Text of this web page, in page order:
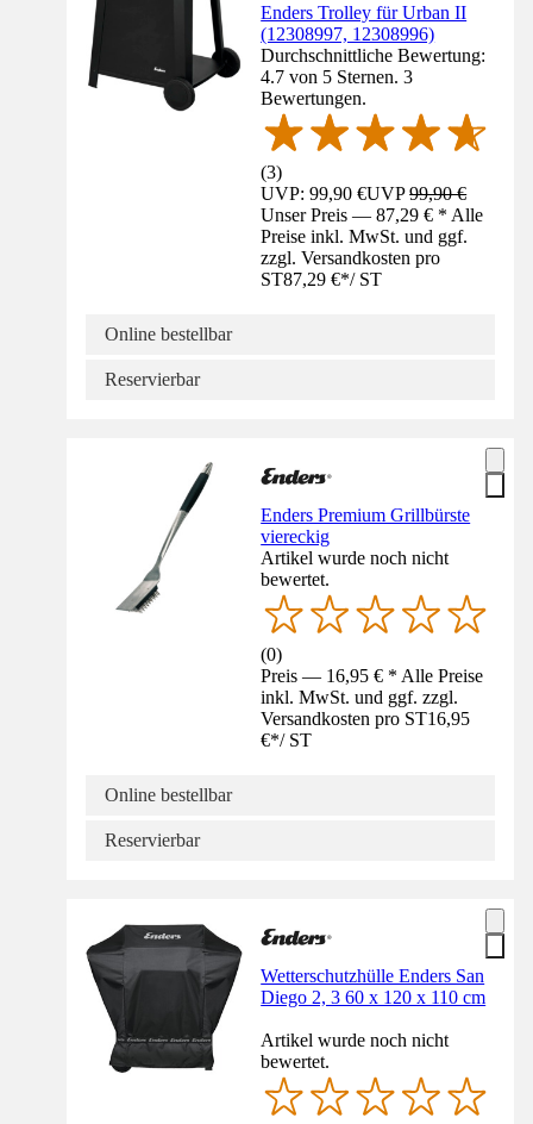
Enders Trolley für Urban II
(12308997, 12308996)
Durchschnittliche Bewertung:
4.7 von 5 Sternen. 3
Bewertungen.
(3)
UVP: 99,90 €UVP99,90 €
Unser Preis — 87,29 € * Alle
Preise inkl. MwSt. und ggf.
zzgl. Versandkosten pro
ST87,29 €*/ ST
Online bestellbar
Reservierbar
Enders Premium Grillbürste
viereckig
Artikel wurde noch nicht
bewertet.
(0)
Preis — 16,95 € * Alle Preise
inkl. MwSt. und ggf. zzgl.
Versandkosten pro ST16,95
€*/ ST
Online bestellbar
Reservierbar
Wetterschutzhülle Enders San
Diego 2, 3 60 x 120 x 110 cm
Artikel wurde noch nicht
bewertet.